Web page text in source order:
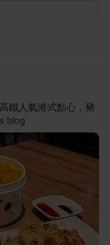
鐵人氣港式點心，豬
blog